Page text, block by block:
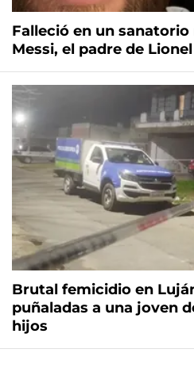
Falleció en un
Messi, el padre de
Brutal femicidio en
puñaladas a una joven
hijos